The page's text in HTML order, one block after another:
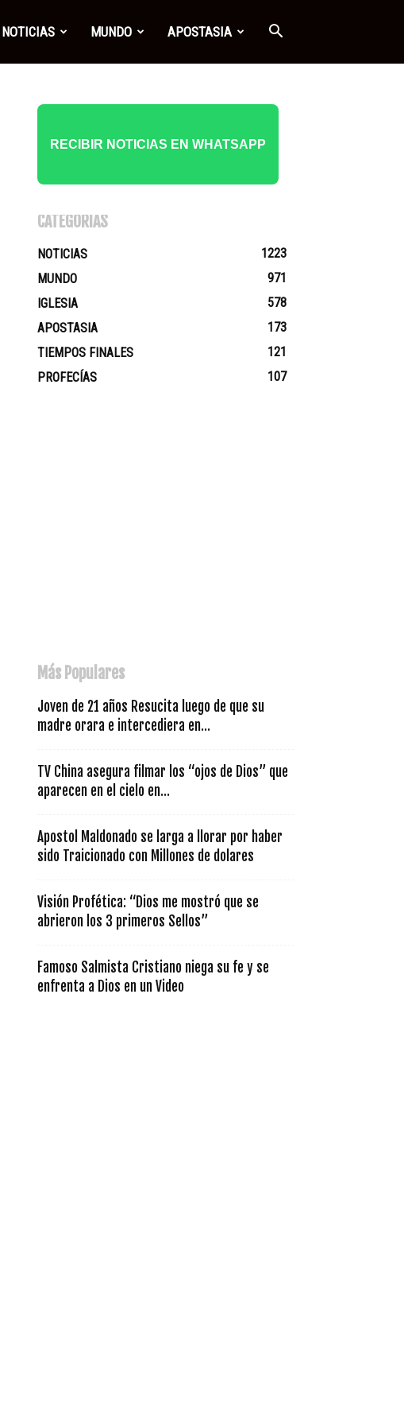
NOTICIAS MUNDO APOSTASIA
RECIBIR NOTICIAS EN WHATSAPP
CATEGORÍAS
NOTICIAS
1223
MUNDO
971
IGLESIA
578
APOSTASIA
173
TIEMPOS FINALES
121
PROFECÍAS
107
Más Populares
Joven de 21 años Resucita luego de que su
madre orara e intercediera en...
TV China asegura filmar los “ojos de Dios” que
aparecen en el cielo en...
Apostol Maldonado se larga a llorar por haber
sido Traicionado con Millones de dolares
Visión Profética: “Dios me mostró que se
abrieron los 3 primeros Sellos”
Famoso Salmista Cristiano niega su fe y se
enfrenta a Dios en un Video